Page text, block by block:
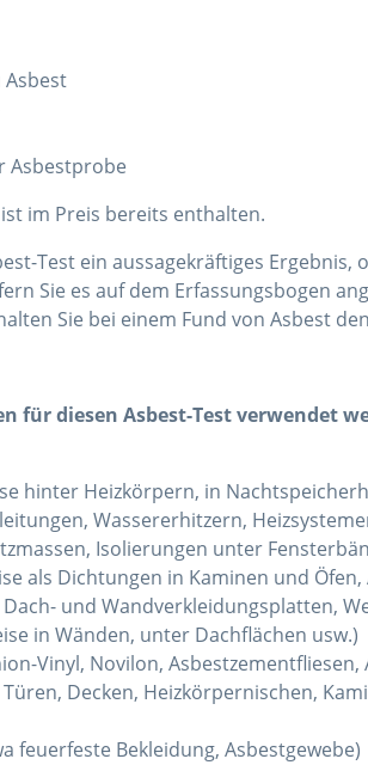
Asbestprobe
im Preis bereits enthalten.
Test ein aussagekräftiges
Sie es auf dem Erfassungsbogen
Sie bei einem Fund von Asbest
für diesen Asbest-Test verwendet
hinter Heizkörpern, in
Wassererhitzern,
Isolierungen unter
als Dichtungen in Kaminen und
und Wandverkleidungsplatten,
in Wänden, unter Dachflächen usw.)
Vinyl, Novilon,
Decken, Heizkörpernischen,
feuerfeste Bekleidung, Asbestgewebe)